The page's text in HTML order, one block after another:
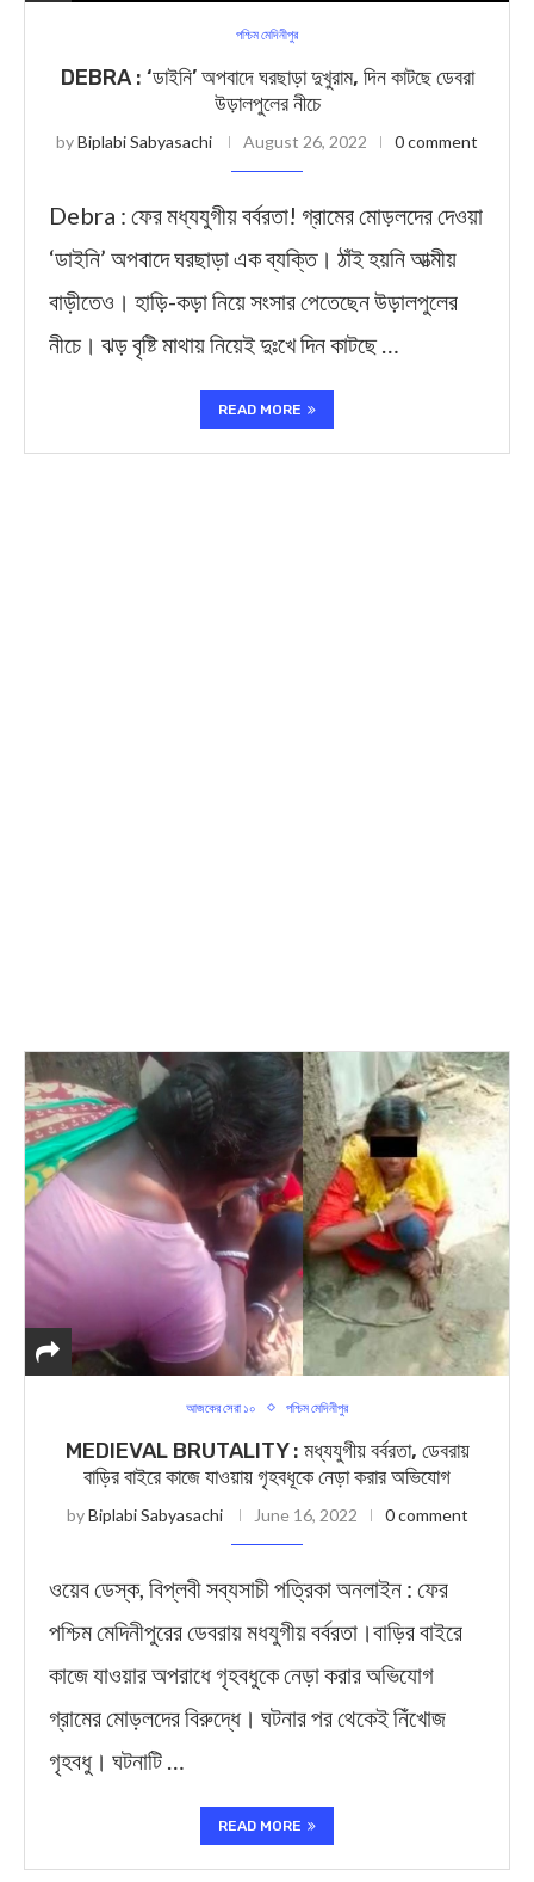
পশ্চিম মেদিনীপুর
DEBRA : ‘ডাইনি’ অপবাদে ঘরছাড়া দুখুরাম, দিন কাটছে ডেবরা
উড়ালপুলের নীচে
byBiplabi Sabyasachi August 26, 2022 0 comment
Debra : ফের মধ্যযুগীয় বর্বরতা! গ্রামের মোড়লদের দেওয়া
‘ডাইনি’ অপবাদে ঘরছাড়া এক ব্যক্তি। ঠাঁই হয়নি আত্মীয়
বাড়ীতেও। হাড়ি-কড়া নিয়ে সংসার পেতেছেন উড়ালপুলের
নীচে। ঝড় বৃষ্টি মাথায় নিয়েই দুঃখে দিন কাটছে …
READ MORE
আজকের সেরা ১০ পশ্চিম মেদিনীপুর
MEDIEVAL BRUTALITY : মধ্যযুগীয় বর্বরতা, ডেবরায়
বাড়ির বাইরে কাজে যাওয়ায় গৃহবধূকে নেড়া করার অভিযোগ
byBiplabi Sabyasachi June 16, 2022 0 comment
ওয়েব ডেস্ক, বিপ্লবী সব্যসাচী পত্রিকা অনলাইন : ফের
পশ্চিম মেদিনীপুরের ডেবরায় মধযুগীয় বর্বরতা।বাড়ির বাইরে
কাজে যাওয়ার অপরাধে গৃহবধুকে নেড়া করার অভিযোগ
গ্রামের মোড়লদের বিরুদ্ধে। ঘটনার পর থেকেই নিঁখোজ
গৃহবধু। ঘটনাটি …
READ MORE